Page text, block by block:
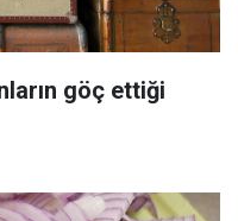
göç ettiği